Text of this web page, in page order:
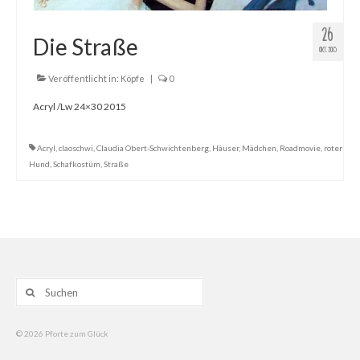
26
OKT. 2015
Die Straße
Veröffentlicht in: Köpfe | 0
Acryl /Lw 24×30 2015
Acryl claoschwi Claudia Obert-Schwichtenberg Häuser, Mädchen Roadmovie roter
Hund Schafkostüm Straße
nach:
© 2026 Pforte zum Glück